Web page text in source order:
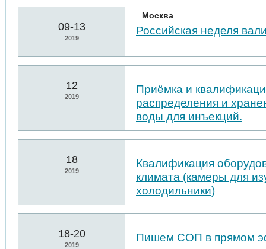
09-13
2019
Москва
Российская неделя
12
2019
Приёмка и
распределения и
воды для инъекций.
18
2019
Квалификация
климата (камеры для
холодильники)
18-20
2019
Пишем СОП в прямом